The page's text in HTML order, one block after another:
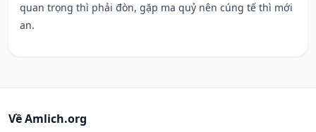
quan trọng thì phải đòn, gặp ma quỷ nên cúng tế thì mới
an.
Về Amlich.org